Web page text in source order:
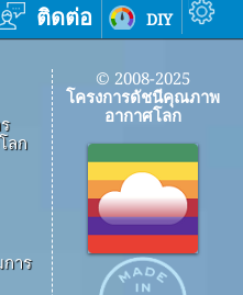
ติดต่อ diy
ลก
าร
© 2008-2025
โครงการดัชนีคุณภาพ
อากาศโลก